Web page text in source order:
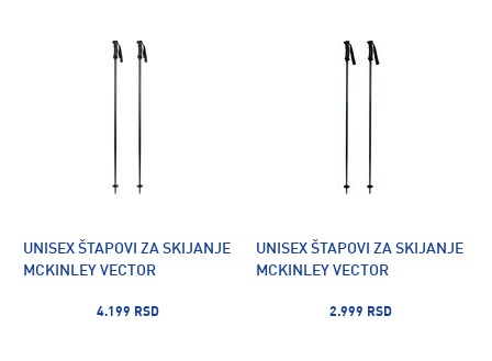
UNISEX ŠTAPOVI ZA SKIJANJE
MCKINLEY VECTOR
4.199 RSD
UNISEX ŠTAPOVI ZA SKIJANJE
MCKINLEY VECTOR
2.999 RSD